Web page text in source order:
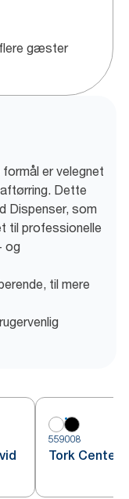
gæster
er velegnet
Dette
Dispenser, som
til professionelle
og
til mere
559008
Tork